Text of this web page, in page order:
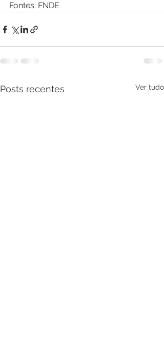
Fontes: FNDE
Posts recentes Ver tudo